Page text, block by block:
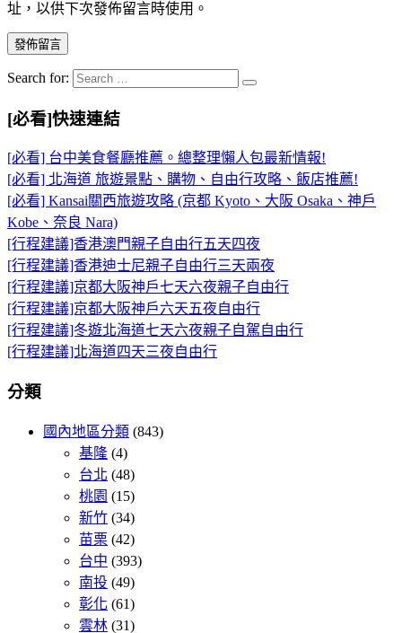
址，以供下次發佈留言時使用。
Search for:
[必看]快速連結
[必看] 台中美食餐廳推薦。總整理懶人包最新情報!
[必看] 北海道 旅遊景點、購物、自由行攻略、飯店推薦!
[必看] Kansai關西旅遊攻略 (京都 Kyoto、大阪 Osaka、神戶
Kobe、奈良 Nara)
[行程建議]香港澳門親子自由行五天四夜
[行程建議]香港迪士尼親子自由行三天兩夜
[行程建議]京都大阪神戶七天六夜親子自由行
[行程建議]京都大阪神戶六天五夜自由行
[行程建議]冬遊北海道七天六夜親子自駕自由行
[行程建議]北海道四天三夜自由行
分類
國內地區分類 (843)
基隆 (4)
台北 (48)
桃園 (15)
新竹 (34)
苗栗 (42)
台中 (393)
南投 (49)
彰化 (61)
雲林 (31)